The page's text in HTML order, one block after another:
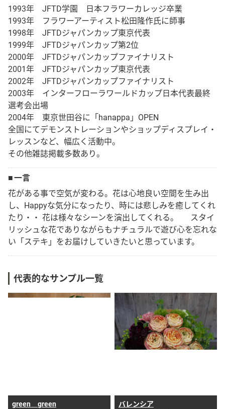
プライバシーポリシー
facebook
instagram
Language
日本語
English
1993年 JFTD学園 日本フラワーカレッジ卒業
1993年 フラワーアーティスト松田隆作氏に師事
1998年 JFTDジャパンカップ東京代表
1999年 JFTDジャパンカップ第2位
2000年 JFTDジャパンカップファイナリスト
2001年 JFTDジャパンカップ東京代表
2002年 JFTDジャパンカップファイナリスト
2003年 インターフローラワールドカップ日本代表最終
選考会出場
2004年 東京世田谷に「hanappa」OPEN
全国にてデモンストレーションやショップディスプレイ・
レッスンなど、幅広く活動中。
その他雑誌掲載多数あり。
一言
花がある事で空気が変わる。花は心地良い空間を生み出
し、Happyな気分になったり、時には悲しみを癒してくれ
たり・・ 花は様々なシーンを演出してくれる。 スタイ
リッシュな花でありながらもナチュラルで遊び心を忘れな
い「ステキ」をお届けしていきたいと思っています。
代表的なサンプル一覧
green green バレンシア